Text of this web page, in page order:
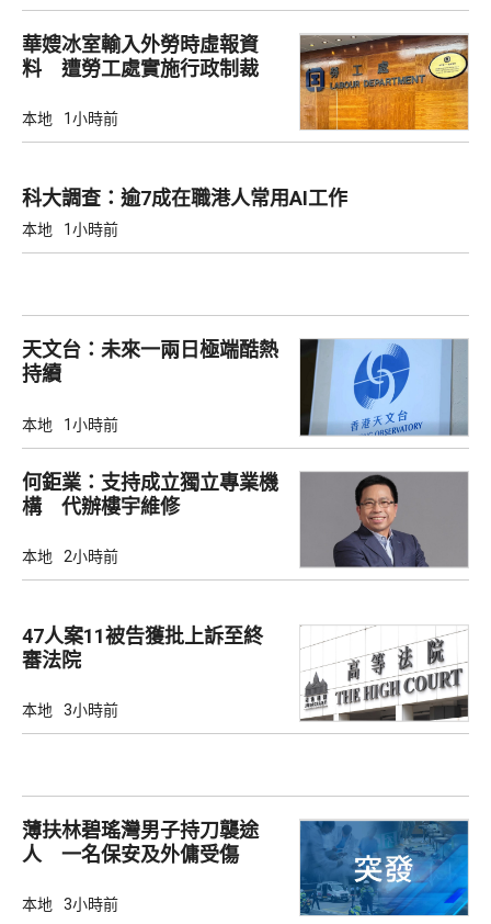
華嫂冰室輸入外勞時虛報資
料 遭勞工處實施行政制裁
本地 1小時前
科大調查：逾7成在職港人常用AI工作
本地 1小時前
天文台：未來一兩日極端酷熱
持續
本地 1小時前
何鉅業：支持成立獨立專業機
構 代辦樓宇維修
本地 2小時前
47人案11被告獲批上訴至終
審法院
本地 3小時前
薄扶林碧瑤灣男子持刀襲途
人 一名保安及外傭受傷
本地 3小時前